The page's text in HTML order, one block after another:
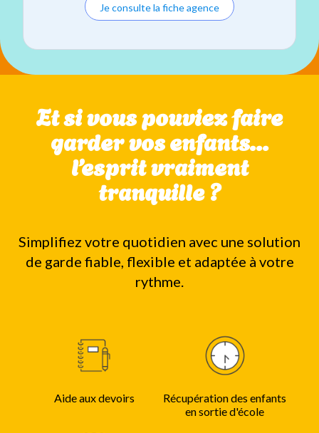
Je consulte la fiche agence
Et si vous pouviez faire
garder vos enfants…
l’esprit vraiment
tranquille ?
Simplifiez votre quotidien avec une solution
de garde fiable, flexible et adaptée à votre
rythme.
Aide aux devoirs
Récupération des enfants
en sortie d'école